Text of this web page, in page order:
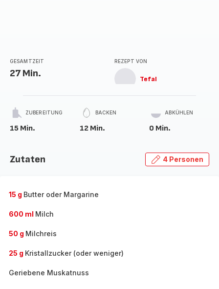
GESAMTZEIT
27 Min.
REZEPT VON
Tefal
ZUBEREITUNG
15 Min.
BACKEN
12 Min.
ABKÜHLEN
0 Min.
Zutaten 4 Personen
15 g Butter oder Margarine
600 ml Milch
50 g Milchreis
25 g Kristallzucker (oder weniger)
Geriebene Muskatnuss